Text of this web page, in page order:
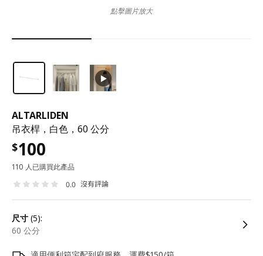
ALTARLIDEN
吊衣桿，白色，60 公分
$100
110 人已購買此產品
0.0 沒有評論
尺寸 (5):
60 公分
點擊圖片放大